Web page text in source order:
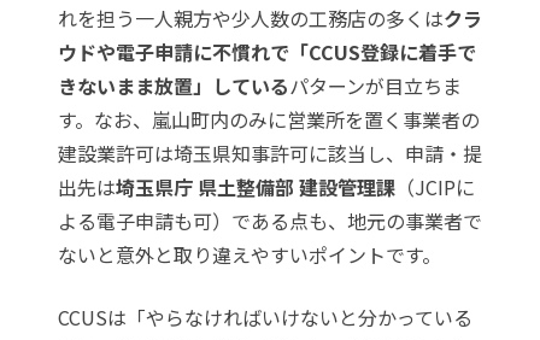
れを担う一人親方や少人数の工務店の多くはクラ
ウドや電子申請に不慣れで「CCUS登録に着手で
きないまま放置」しているパターンが目立ちま
す。なお、嵐山町内のみに営業所を置く事業者の
建設業許可は埼玉県知事許可に該当し、申請・提
出先は埼玉県庁 県土整備部 建設管理課 （JCIPに
よる電子申請も可）である点も、地元の事業者で
ないと意外と取り違えやすいポイントです。
CCUSは「やらなければいけないと分かっている